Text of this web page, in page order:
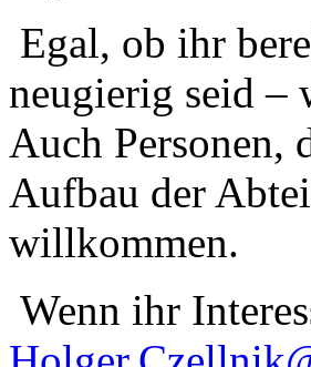
Egal, ob ihr
neugierig seid –
Auch Personen,
Aufbau der
willkommen.
Wenn ihr